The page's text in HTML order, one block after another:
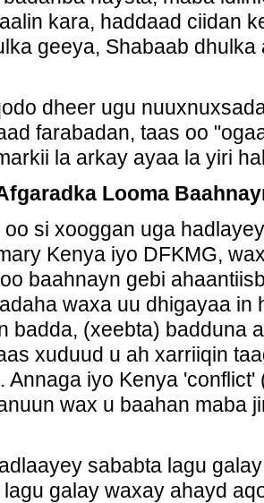
kara, haddaad ciidan
geeya, Shabaab
dheer ugu
farabadan, taas oo
la arkay ayaa la yiri
Looma
si xooggan uga
Kenya iyo DFKMG,
baahnayn gebi
waxa uu dhigayaa in
badda, (xeebta) badduna
xuduud u ah xarriiqin
Annaga iyo Kenya
wax u baahan maba
sababta lagu
galay waxay ahayd